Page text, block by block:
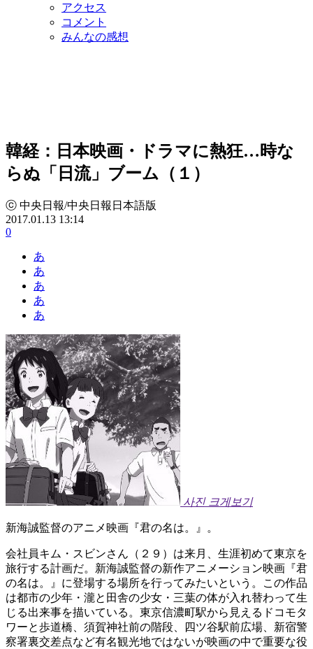
アクセス
コメント
みんなの感想
韓経：日本映画・ドラマに熱狂…時な
らぬ「日流」ブーム（１）
ⓒ 中央日報/中央日報日本語版
2017.01.13 13:14
0
あ
あ
あ
あ
あ
사진 크게보기
新海誠監督のアニメ映画『君の名は。』。
会社員キム・スビンさん（２９）は来月、生涯初めて東京を
旅行する計画だ。新海誠監督の新作アニメーション映画『君
の名は。』に登場する場所を行ってみたいという。この作品
は都市の少年・瀧と田舎の少女・三葉の体が入れ替わって生
じる出来事を描いている。東京信濃町駅から見えるドコモタ
ワーと歩道橋、須賀神社前の階段、四ツ谷駅前広場、新宿警
察署裏交差点など有名観光地ではないが映画の中で重要な役